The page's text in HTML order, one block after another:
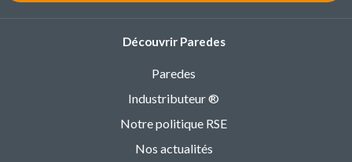
Découvrir Paredes
Paredes
Industributeur ®
Notre politique RSE
Nos actualités